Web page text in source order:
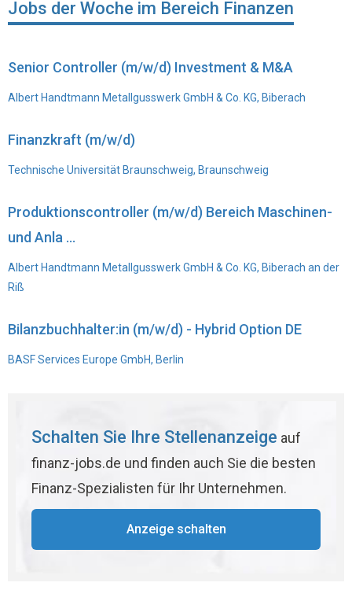
Jobs der Woche im Bereich Finanzen
Senior Controller (m/w/d) Investment & M&A
Albert Handtmann Metallgusswerk GmbH & Co. KG, Biberach
Finanzkraft (m/w/d)
Technische Universität Braunschweig, Braunschweig
Produktionscontroller (m/w/d) Bereich Maschinen-
und Anla ...
Albert Handtmann Metallgusswerk GmbH & Co. KG, Biberach an der
Riß
Bilanzbuchhalter:in (m/w/d) - Hybrid Option DE
BASF Services Europe GmbH, Berlin
Schalten Sie Ihre Stellenanzeige auf
finanz-jobs.de und finden auch Sie die besten
Finanz-Spezialisten für Ihr Unternehmen.
Anzeige schalten